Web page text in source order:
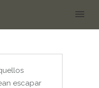
escapar